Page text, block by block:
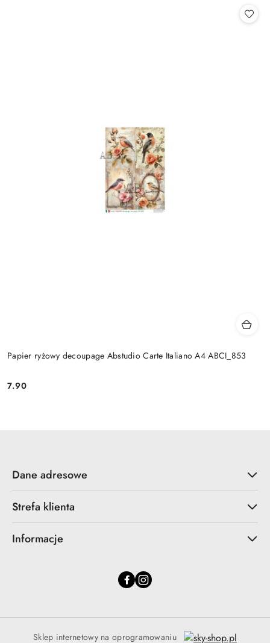
Papier ryżowy decoupage Abstudio Carte Italiano A4 ABCI_853
Cena:
7.90
Dane adresowe
Strefa klienta
Informacje
Sklep internetowy na oprogramowaniu